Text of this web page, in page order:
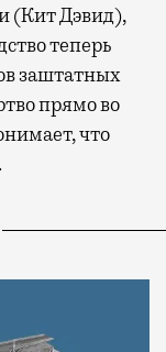
(Кит Дэвид),
теперь
заштатных
прямо во
что